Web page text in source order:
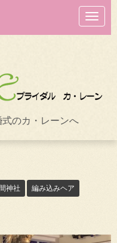
N
a
v
o
n
のカ・レーンへ
神社 編み込みヘア